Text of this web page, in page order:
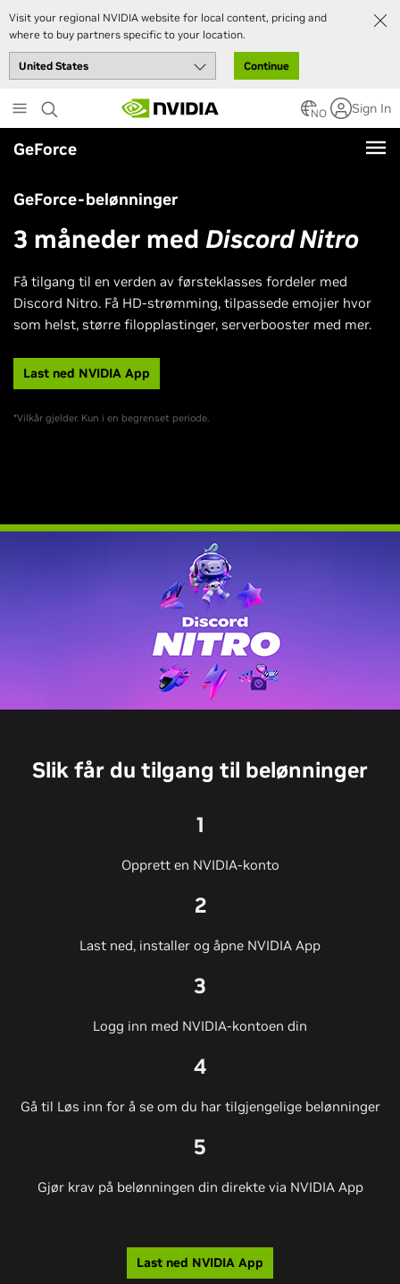
Visit your regional NVIDIA website for local content, pricing and
where to buy partners specific to your location.
Continue
to
main
content
NO Sign In
GeForce
GeForce-belønninger
3 måneder med Discord Nitro
Få tilgang til en verden av førsteklasses fordeler med
Discord Nitro. Få HD-strømming, tilpassede emojier hvor
som helst, større filopplastinger, serverbooster med mer.
Last ned NVIDIA App
*Vilkår gjelder. Kun i en begrenset periode.
Slik får du tilgang til belønninger
1
Opprett en NVIDIA-konto
2
Last ned, installer og åpne NVIDIA App
3
Logg inn med NVIDIA-kontoen din
4
Gå til Løs inn for å se om du har tilgjengelige belønninger
5
Gjør krav på belønningen din direkte via NVIDIA App
Last ned NVIDIA App